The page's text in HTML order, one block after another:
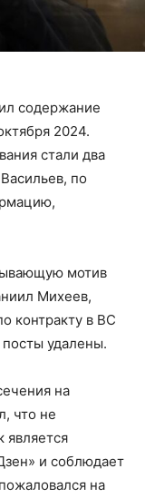
содержание
2024.
стали два
по
мотив
Михеев,
контракту в ВС
посты удалены.
на
что не
является
и соблюдает
на